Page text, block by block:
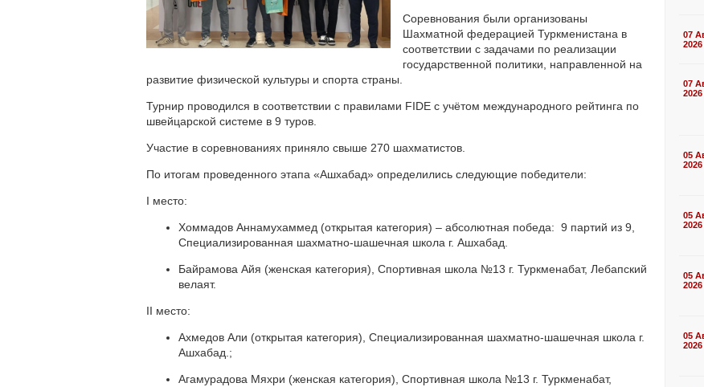
Соревнования были организованы
Шахматной федерацией Туркменистана в
соответствии с задачами по реализации
государственной политики, направленной на
развитие физической культуры и спорта страны.
Турнир проводился в соответствии с правилами FIDE с учётом международного рейтинга по
швейцарской системе в 9 туров.
Участие в соревнованиях приняло свыше 270 шахматистов.
По итогам проведенного этапа «Ашхабад» определились следующие победители:
I место:
Хоммадов Аннамухаммед (открытая категория) – абсолютная победа: 9 партий из 9,
Специализированная шахматно-шашечная школа г. Ашхабад.
Байрамова Айя (женская категория), Спортивная школа №13 г. Туркменабат, Лебапский
велаят.
II место:
Ахмедов Али (открытая категория), Специализированная шахматно-шашечная школа г.
Ашхабад.;
Агамурадова Мяхри (женская категория), Спортивная школа №13 г. Туркменабат,
07
2026
07
2026
05
2026
05
2026
05
2026
05
2026